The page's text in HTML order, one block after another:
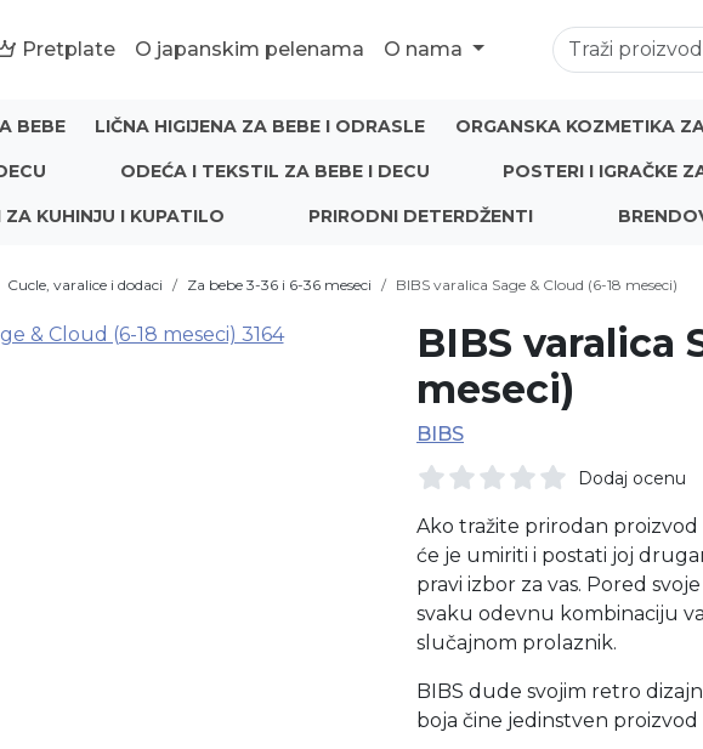
Pretplate O japanskim pelenama O nama
BEBE LIČNA HIGIJENA ZA BEBE I ODRASLE ORGANSKA KOZMETIKA
ODEĆA I TEKSTIL ZA BEBE I DECU POSTERI I IGRAČKE
KUHINJU I KUPATILO PRIRODNI DETERDŽENTI
Cucle, varalice i dodaci Za bebe 3-36 i 6-36 meseci BIBS varalica Sage & Cloud (6-18 meseci)
BIBS varalica
meseci)
BIBS
Dodaj ocenu
Ako tražite prirodan proizvod
će je umiriti i postati joj
pravi izbor za vas. Pored
svaku odevnu kombinaciju
slučajnom prolaznik.
BIBS dude svojim retro
boja čine jedinstven